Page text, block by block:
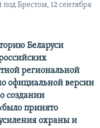
Брестом, 12 сентября
Беларуси
региональной
официальной версии
создании
принято
охраны и